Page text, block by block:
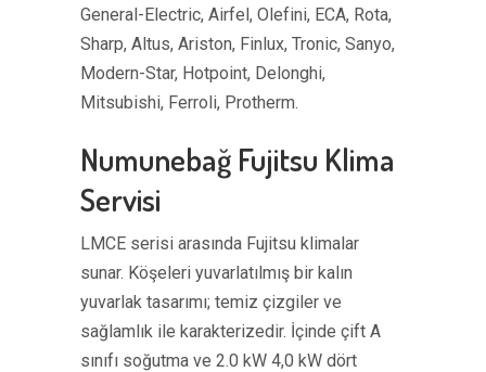
General-Electric, Airfel, Olefini, ECA, Rota,
Sharp, Altus, Ariston, Finlux, Tronic, Sanyo,
Modern-Star, Hotpoint, Delonghi,
Mitsubishi, Ferroli, Protherm.
Numunebağ Fujitsu Klima
Servisi
LMCE serisi arasında Fujitsu klimalar
sunar. Köşeleri yuvarlatılmış bir kalın
yuvarlak tasarımı; temiz çizgiler ve
sağlamlık ile karakterizedir. İçinde çift A
sınıfı soğutma ve 2.0 kW 4,0 kW dört